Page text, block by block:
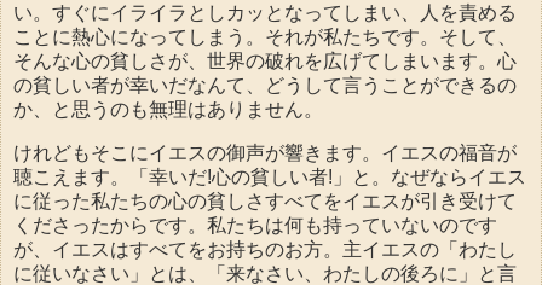
い。すぐにイライラとしカッとなってしまい、人を責める
ことに熱心になってしまう。それが私たちです。そして、
そんな心の貧しさが、世界の破れを広げてしまいます。心
の貧しい者が幸いだなんて、どうして言うことができるの
か、と思うのも無理はありません。
けれどもそこにイエスの御声が響きます。イエスの福音が
聴こえます。「幸いだ!心の貧しい者!」と。なぜならイエス
に従った私たちの心の貧しさすべてをイエスが引き受けて
くださったからです。私たちは何も持っていないのです
が、イエスはすべてをお持ちのお方。主イエスの「わたし
に従いなさい」とは、「来なさい、わたしの後ろに」と言